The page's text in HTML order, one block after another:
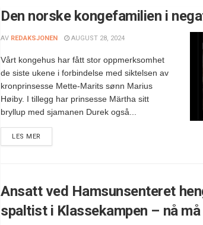
Den norske kongefamilien i
AV REDAKSJONEN AUGUST 28, 2024
Vårt kongehus har fått stor oppmerksomhet
de siste ukene i forbindelse med siktelsen av
kronprinsesse Mette-Marits sønn Marius
Høiby. I tillegg har prinsesse Märtha sitt
bryllup med sjamanen Durek også...
LES MER
Ansatt ved Hamsunsenteret
spaltist i Klassekampen – nå